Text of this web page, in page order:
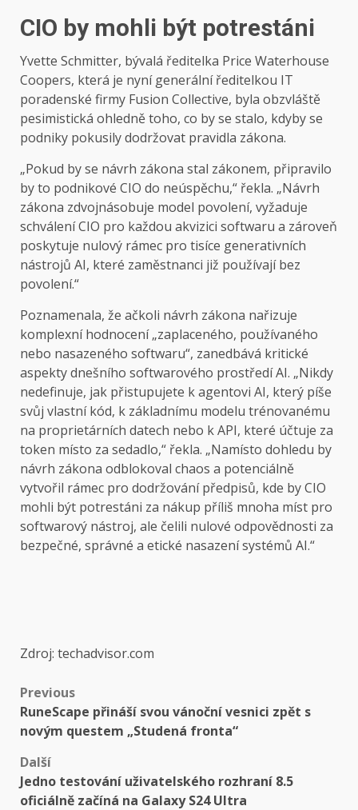
CIO by mohli být potrestáni
Yvette Schmitter, bývalá ředitelka Price Waterhouse
Coopers, která je nyní generální ředitelkou IT
poradenské firmy Fusion Collective, byla obzvláště
pesimistická ohledně toho, co by se stalo, kdyby se
podniky pokusily dodržovat pravidla zákona.
„Pokud by se návrh zákona stal zákonem, připravilo
by to podnikové CIO do neúspěchu,“ řekla. „Návrh
zákona zdvojnásobuje model povolení, vyžaduje
schválení CIO pro každou akvizici softwaru a zároveň
poskytuje nulový rámec pro tisíce generativních
nástrojů AI, které zaměstnanci již používají bez
povolení.“
Poznamenala, že ačkoli návrh zákona nařizuje
komplexní hodnocení „zaplaceného, ​​používaného
nebo nasazeného softwaru“, zanedbává kritické
aspekty dnešního softwarového prostředí AI. „Nikdy
nedefinuje, jak přistupujete k agentovi AI, který píše
svůj vlastní kód, k základnímu modelu trénovanému
na proprietárních datech nebo k API, které účtuje za
token místo za sedadlo,“ řekla. „Namísto dohledu by
návrh zákona odblokoval chaos a potenciálně
vytvořil rámec pro dodržování předpisů, kde by CIO
mohli být potrestáni za nákup příliš mnoha míst pro
softwarový nástroj, ale čelili nulové odpovědnosti za
bezpečné, správné a etické nasazení systémů AI.“
Zdroj: techadvisor.com
Post
navigation
Previous
RuneScape přináší svou vánoční vesnici zpět s
novým questem „Studená fronta“
Další
Jedno testování uživatelského rozhraní 8.5
oficiálně začíná na Galaxy S24 Ultra